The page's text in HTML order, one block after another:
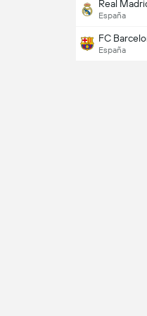
Real
España
FC
España